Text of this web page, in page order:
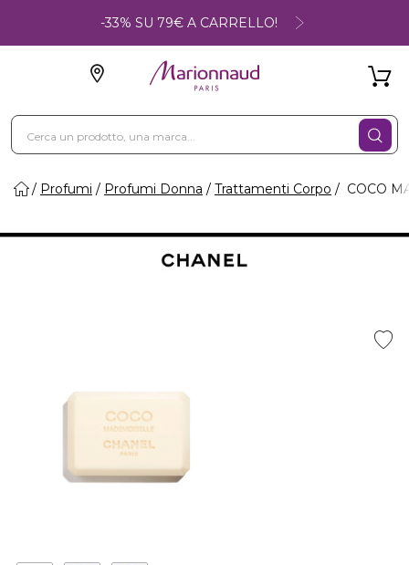
-33% SU 79€ A CARRELLO!
Profumi Profumi Donna Trattamenti Corpo COCO